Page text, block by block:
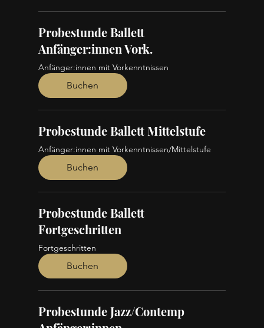
Probestunde Ballett
Anfänger:innen Vork.
Anfänger:innen mit Vorkenntnissen
Buchen
Probestunde Ballett Mittelstufe
Anfänger:innen mit Vorkenntnissen/Mittelstufe
Buchen
Probestunde Ballett
Fortgeschritten
Fortgeschritten
Buchen
Probestunde Jazz/Contemp